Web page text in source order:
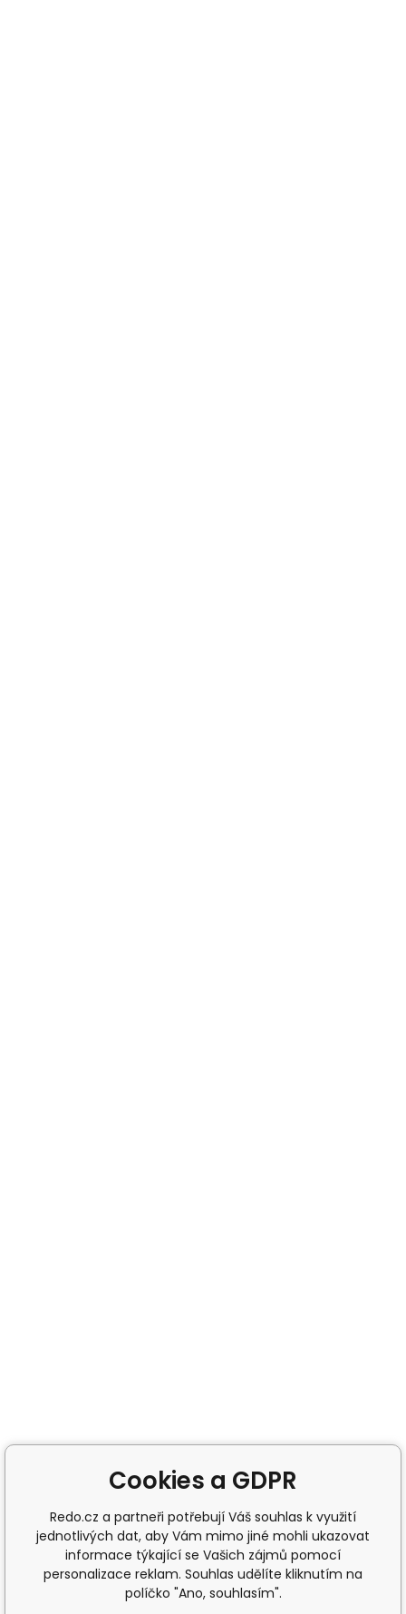
Cookies a GDPR
Redo.cz a partneři potřebují Váš souhlas k využití
jednotlivých dat, aby Vám mimo jiné mohli ukazovat
informace týkající se Vašich zájmů pomocí
personalizace reklam. Souhlas udělíte kliknutím na
políčko "Ano, souhlasím".